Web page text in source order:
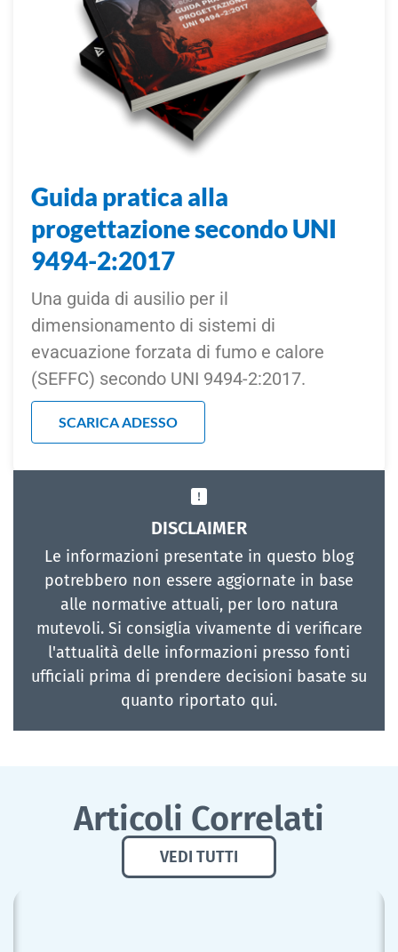
Guida pratica alla
progettazione secondo UNI
9494-2:2017
Una guida di ausilio per il
dimensionamento di sistemi di
evacuazione forzata di fumo e calore
(SEFFC) secondo UNI 9494-2:2017.
SCARICA ADESSO
DISCLAIMER
Le informazioni presentate in questo blog
potrebbero non essere aggiornate in base
alle normative attuali, per loro natura
mutevoli. Si consiglia vivamente di verificare
l'attualità delle informazioni presso fonti
ufficiali prima di prendere decisioni basate su
quanto riportato qui.
Articoli Correlati
VEDI TUTTI